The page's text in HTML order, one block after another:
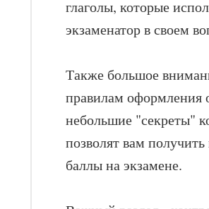
глаголы, которые
экзаменатор в своем
Также большое
правилам оформления
небольшие "секреты"
позволят вам
баллы на экзамене.